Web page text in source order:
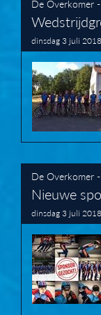
De Overkomer
dinsdag 3 juli 2018
De Overkomer
Nieuwe
dinsdag 3 juli 2018